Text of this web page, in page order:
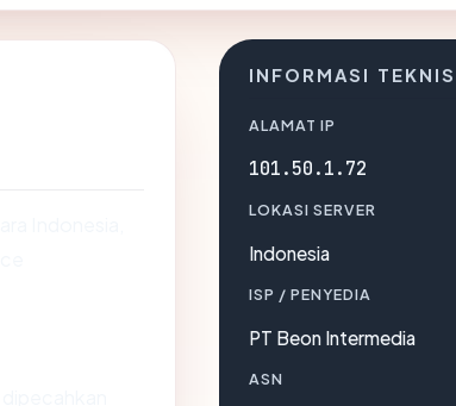
INFORMASI TEKNIS
ALAMAT IP
101.50.1.72
LOKASI SERVER
Indonesia
ISP / PENYEDIA
PT Beon Intermedia
ASN